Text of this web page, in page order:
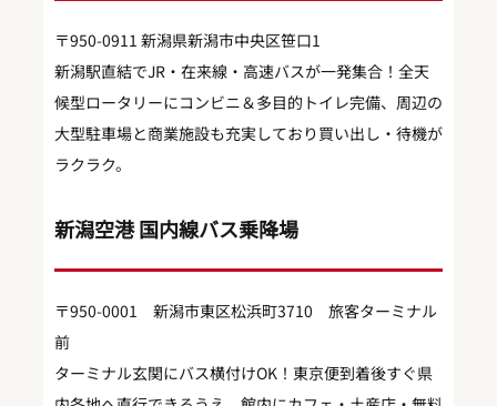
〒950-0911 新潟県新潟市中央区笹口1
新潟駅直結でJR・在来線・高速バスが一発集合！全天
候型ロータリーにコンビニ＆多目的トイレ完備、周辺の
大型駐車場と商業施設も充実しており買い出し・待機が
ラクラク。
新潟空港 国内線バス乗降場
〒950‑0001 新潟市東区松浜町3710 旅客ターミナル
前
ターミナル玄関にバス横付けOK！東京便到着後すぐ県